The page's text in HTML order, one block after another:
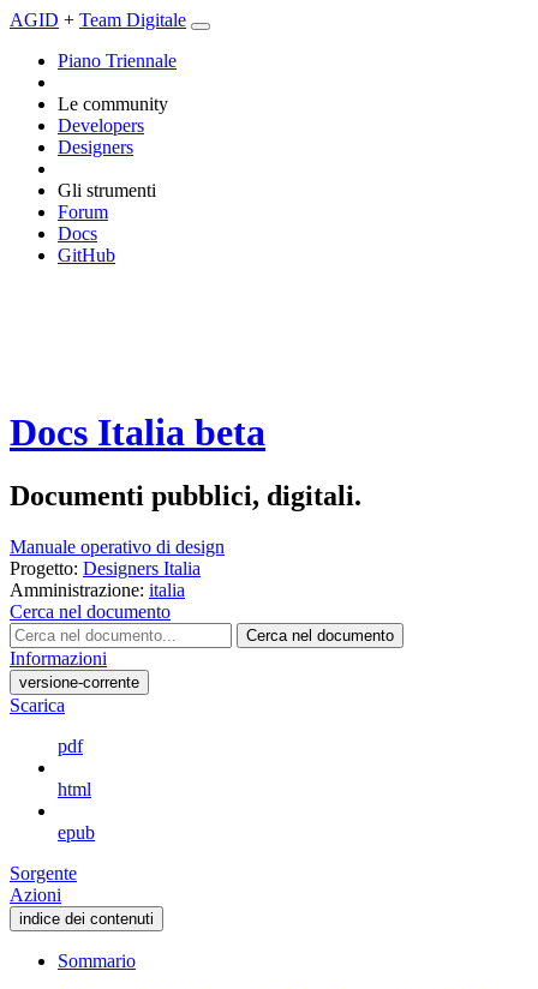
AGID + Team Digitale
Piano Triennale
Le community
Developers
Designers
Gli strumenti
Forum
Docs
GitHub
Docs Italia beta
Documenti pubblici, digitali.
Manuale operativo di design
Progetto: Designers Italia
Amministrazione: italia
Cerca nel documento
Cerca nel documento
Informazioni
versione-corrente
Scarica
pdf
html
epub
Sorgente
Azioni
indice dei contenuti
Sommario